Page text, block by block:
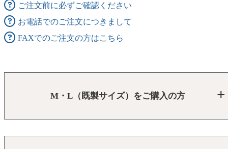
ご注文前に必ずご確認ください
お電話でのご注文につきまして
FAXでのご注文の方はこちら
M・L（既製サイズ）をご購入の方